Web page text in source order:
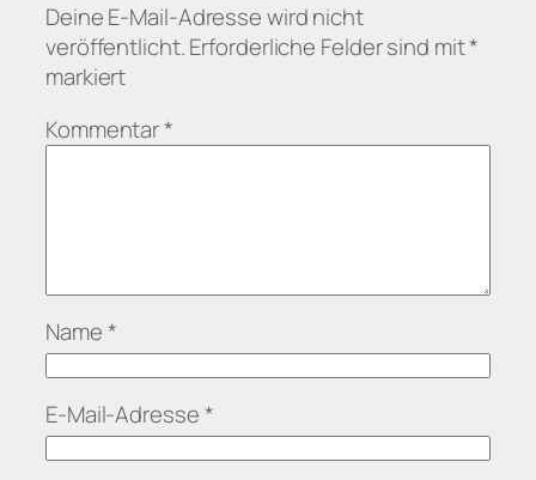
Deine E-Mail-Adresse wird nicht
veröffentlicht.Erforderliche Felder sind mit*
markiert
Kommentar*
Name *
E-Mail-Adresse *